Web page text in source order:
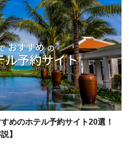
めのホテル予約サイト20選！
】